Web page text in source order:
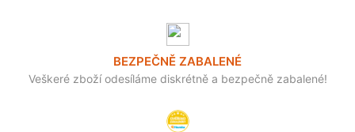
BEZPEČNĚ ZABALENÉ
Veškeré zboží odesíláme diskrétně a bezpečně zabalené!